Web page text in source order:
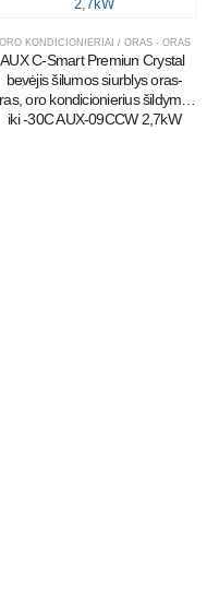
ORO KONDICIONIERIAI / ORAS - ORAS
AUX C-Smart Premiun Crystal
bevėjis šilumos siurblys oras-
oro kondicionierius šildymas
iki -30C AUX-09CCW 2,7kW